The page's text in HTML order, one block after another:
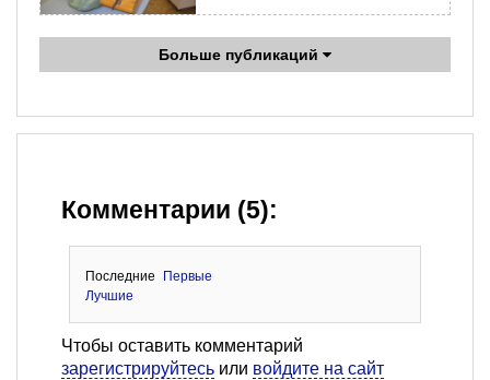
Больше публикаций
Комментарии (5):
Последние
Первые
Лучшие
Чтобы оставить комментарий
зарегистрируйтесь или войдите на сайт